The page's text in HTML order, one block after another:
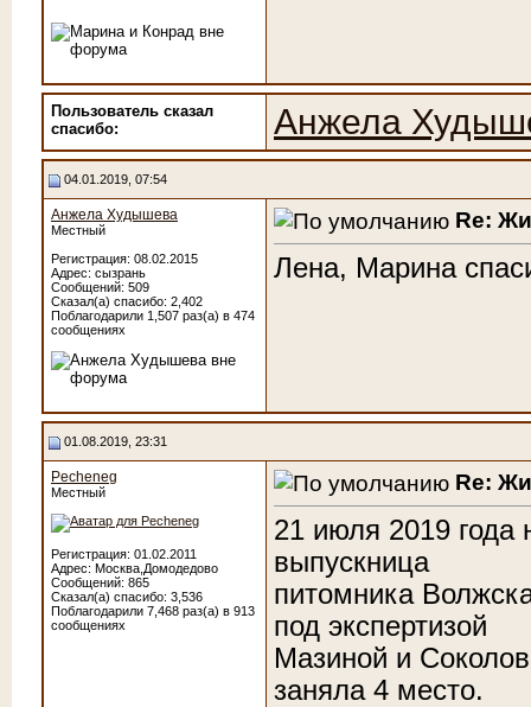
Пользователь сказал
cпасибо:
Анжела
04.01.2019, 07:54
Анжела Худышева
Местный
Регистрация: 08.02.2015
Адрес: сызрань
Сообщений: 509
Сказал(а) спасибо: 2,402
Поблагодарили 1,507 раз(а) в 474
сообщениях
Re:
Лена, Марина
01.08.2019, 23:31
Pecheneg
Местный
Регистрация: 01.02.2011
Адрес: Москва,Домодедово
Сообщений: 865
Сказал(а) спасибо: 3,536
Поблагодарили 7,468 раз(а) в 913
сообщениях
Re:
21 июля 2019 года
выпускница
питомника
под экспертизой
Мазиной и
заняла 4 место.